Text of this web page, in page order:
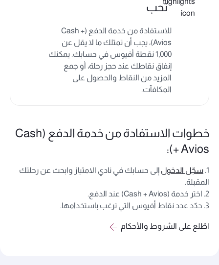
تحب
للاستفادة من خدمة الدفع (Cash +
Avios)، يجب أن تمتلك ما لا يقل عن
1,000 نقطة أفيوس في حسابك. يمكنك
إنفاق نقاطك عند حجز رحلة، أو جمع
المزيد من النقاط والحصول على
المكافآت.
خطوات الاستفادة من خدمة الدفع (Cash
+ Avios):
1. سجّل الدخول إلى حسابك في نادي الامتياز وابحث عن رحلتك
المقبلة.
2. اختر خدمة (Cash + Avios) عند الدفع.
3. حدّد عدد نقاط أفيوس التي ترغب باستخدامها.
اطّلع على الشروط والأحكام